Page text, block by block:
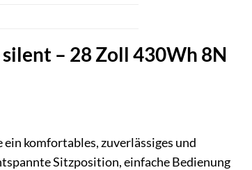
– 28 Zoll 430Wh 8N
komfortables, zuverlässiges und
Sitzposition, einfache Bedienung